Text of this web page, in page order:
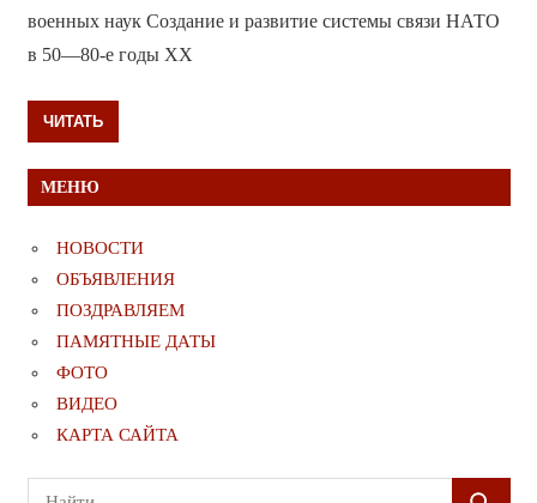
военных наук Создание и развитие системы связи НАТО
в 50—80-е годы XX
ЧИТАТЬ
МЕНЮ
НОВОСТИ
ОБЪЯВЛЕНИЯ
ПОЗДРАВЛЯЕМ
ПАМЯТНЫЕ ДАТЫ
ФОТО
ВИДЕО
КАРТА САЙТА
Поиск